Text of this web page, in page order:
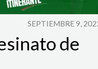
SEPTIEMBRE 9,
de